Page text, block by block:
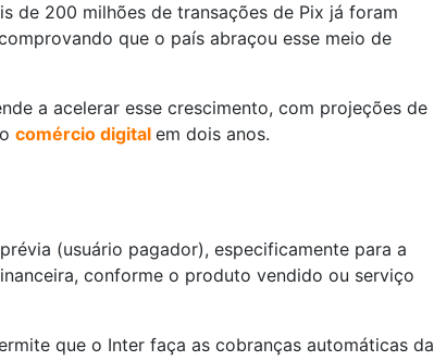
de 200 milhões de transações de Pix já foram
que o país abraçou esse meio de
a acelerar esse crescimento, com projeções de
comércio digital em dois anos.
(usuário pagador), especificamente para a
conforme o produto vendido ou serviço
que o Inter faça as cobranças automáticas da